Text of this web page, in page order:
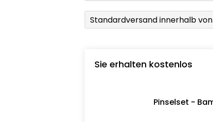
Standardversand innerhalb
Sie erhalten kostenlos
Pinselset -